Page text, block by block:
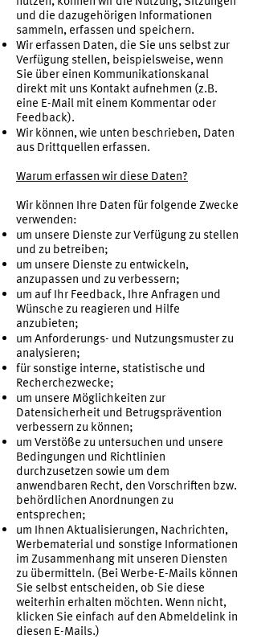
und die dazugehörigen Informationen
sammeln, erfassen und speichern.
Wir erfassen Daten, die Sie uns selbst zur
Verfügung stellen, beispielsweise, wenn
Sie über einen Kommunikationskanal
direkt mit uns Kontakt aufnehmen (z.B.
eine E-Mail mit einem Kommentar oder
Feedback).
Wir können, wie unten beschrieben, Daten
aus Drittquellen erfassen.
Warum erfassen wir diese Daten?
Wir können Ihre Daten für folgende Zwecke
verwenden:
um unsere Dienste zur Verfügung zu stellen
und zu betreiben;
um unsere Dienste zu entwickeln,
anzupassen und zu verbessern;
um auf Ihr Feedback, Ihre Anfragen und
Wünsche zu reagieren und Hilfe
anzubieten;
um Anforderungs- und Nutzungsmuster zu
analysieren;
für sonstige interne, statistische und
Recherchezwecke;
um unsere Möglichkeiten zur
Datensicherheit und Betrugsprävention
verbessern zu können;
um Verstöße zu untersuchen und unsere
Bedingungen und Richtlinien
durchzusetzen sowie um dem
anwendbaren Recht, den Vorschriften bzw.
behördlichen Anordnungen zu
entsprechen;
um Ihnen Aktualisierungen, Nachrichten,
Werbematerial und sonstige Informationen
im Zusammenhang mit unseren Diensten
zu übermitteln. (Bei Werbe-E-Mails können
Sie selbst entscheiden, ob Sie diese
weiterhin erhalten möchten. Wenn nicht,
klicken Sie einfach auf den Abmeldelink in
diesen E-Mails.)